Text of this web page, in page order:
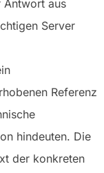
Antwort aus
Server
Referenz
hindeuten. Die
der konkreten